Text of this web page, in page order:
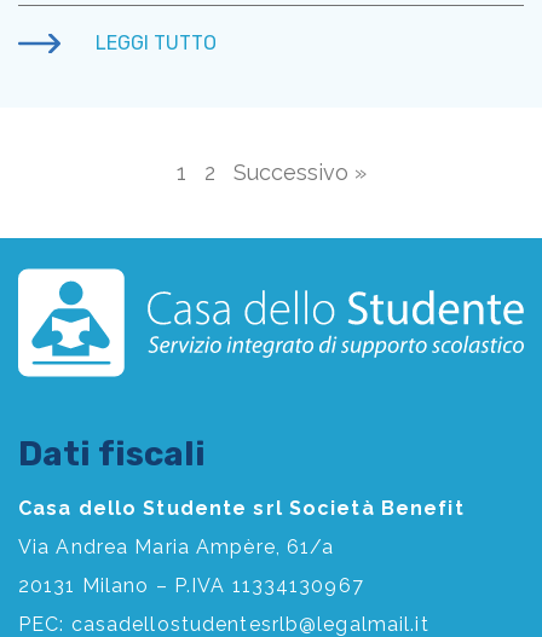
LEGGI TUTTO
1 2 Successivo »
Dati fiscali
Casa dello Studente srl Società Benefit
Via Andrea Maria Ampère, 61/a
20131 Milano – P.IVA 11334130967
PEC: casadellostudentesrlb@legalmail.it